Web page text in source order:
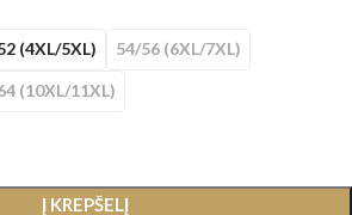
(4XL/5XL) 54/56 (6XL/7XL)
(10XL/11XL)
Į KREPŠELĮ